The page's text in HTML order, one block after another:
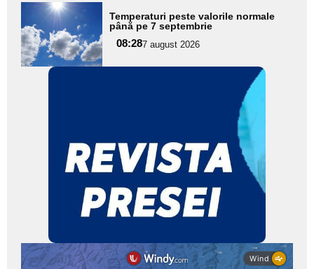
Adaugă
aici textul
pentru
subtitlu
Temperaturi peste valorile normale
până pe 7 septembrie
08:287 august 2026